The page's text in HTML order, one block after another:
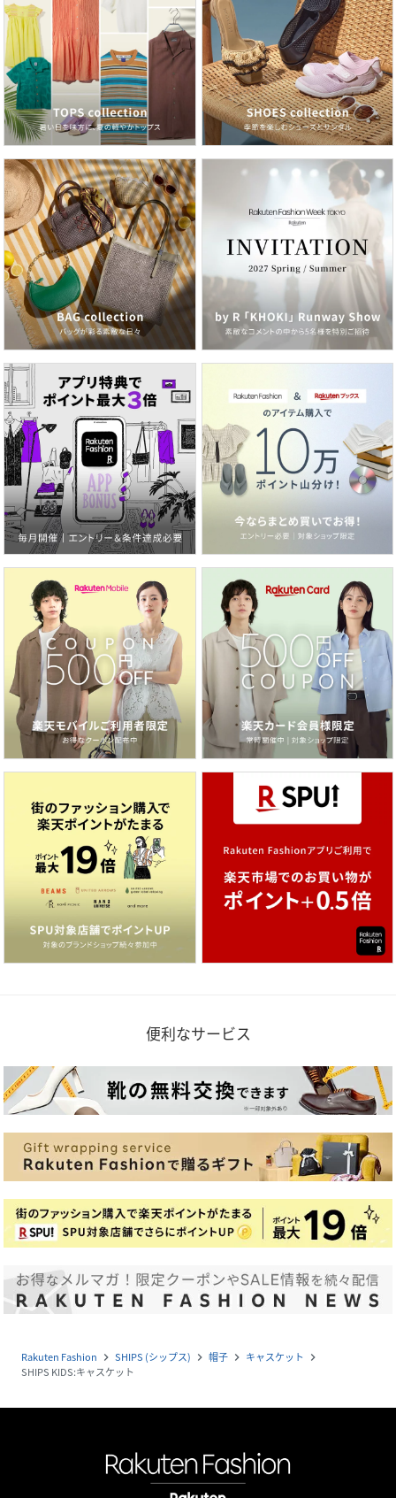
便利なサービス
Rakuten Fashion navigate_next SHIPS (シップス) navigate_next 帽子 navigate_next キャスケット navigate_next
SHIPS KIDS:キャスケット